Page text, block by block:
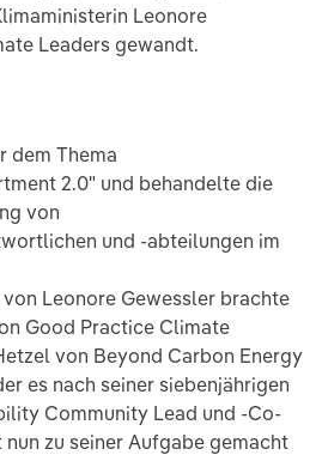
Leonore
Leaders gewandt.
dem Thema
2.0" und behandelte die
von
und -abteilungen im
Leonore Gewessler brachte
Good Practice Climate
von Beyond Carbon Energy
es nach seiner siebenjährigen
Community Lead und -Co-
zu seiner Aufgabe gemacht